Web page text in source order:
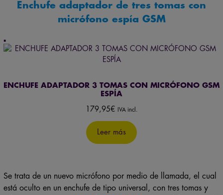
micrófono espía GSM
ESPÍA
Leer más
está oculto en un enchufe de tipo universal, con tres tomas y
además cuenta contecnología GSM. Este modelo solo está